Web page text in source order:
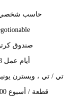
حاسب شخصي
صندوق
5-8 أيام عمل
تي / تي ، ويسترن
1000 قطعة / أسبوع